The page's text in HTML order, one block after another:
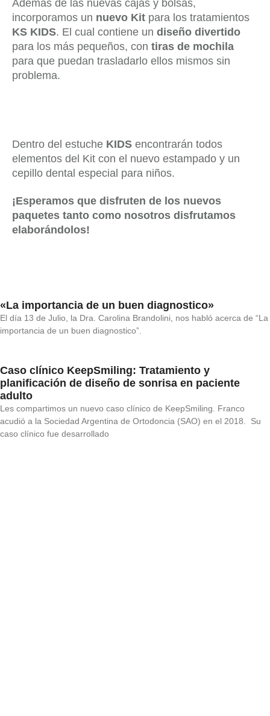
Además de las nuevas cajas y bolsas,
incorporamos un nuevo Kit para los tratamientos
KS KIDS. El cual contiene un diseño divertido
para los más pequeños, con tiras de mochila
para que puedan trasladarlo ellos mismos sin
problema.
Dentro del estuche KIDS encontrarán todos
elementos del Kit con el nuevo estampado y un
cepillo dental especial para niños.
¡Esperamos que disfruten de los nuevos
paquetes tanto como nosotros disfrutamos
elaborándolos!
«La importancia de un buen diagnostico»
El día 13 de Julio, la Dra. Carolina Brandolini, nos habló acerca de “La
importancia de un buen diagnostico”.
Caso clínico KeepSmiling: Tratamiento y
planificación de diseño de sonrisa en paciente
adulto
Les compartimos un nuevo caso clínico de KeepSmiling. Franco
acudió a la Sociedad Argentina de Ortodoncia (SAO) en el 2018. Su
caso clínico fue desarrollado